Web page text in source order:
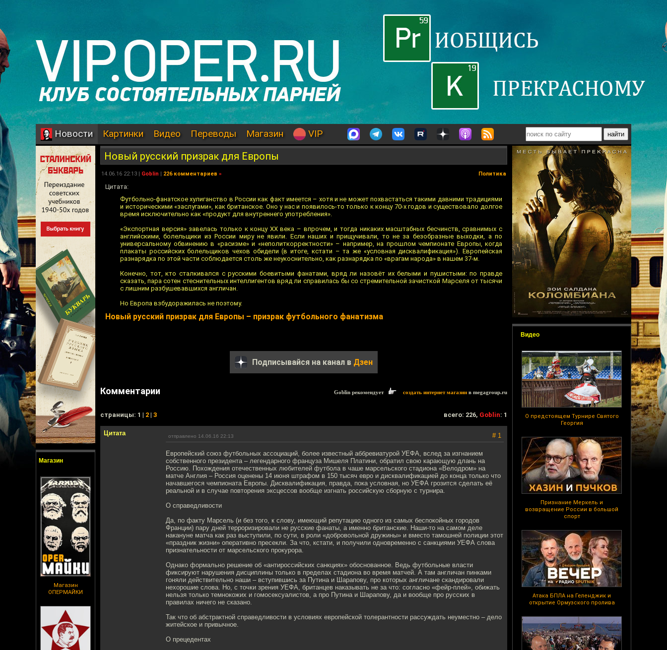
Новости Картинки Видео Переводы Магазин VIP
Магазин
Магазин
ОПЕРМАЙКИ
Видео
О предстоящем Турнире Святого
Георгия
Признание Меркель и
возвращение России в большой
спорт
Атака БПЛА на Геленджик и
открытие Ормузского пролива
Новый русский призрак для Европы
14.06.16 22:13 | Goblin | 226 комментариев » Политика
Цитата:
Футбольно-фанатское хулиганство в России как факт имеется – хотя и не может похвастаться такими давними традициями
и историческими «заслугами», как британское. Оно у нас и появилось-то только к концу 70-х годов и существовало долгое
время исключительно как «продукт для внутреннего употребления».
«Экспортная версия» завелась только к концу ХХ века – впрочем, и тогда никаких масштабных бесчинств, сравнимых с
английскими, болельщики из России миру не явили. Если наших и прищучивали, то не за безобразные выходки, а по
универсальному обвинению в «расизме» и «неполиткорректности» – например, на прошлом чемпионате Европы, когда
плакаты российских болельщиков чехов обидели (в итоге, кстати – та же «условная дисквалификация»). Европейская
разнарядка по этой части соблюдается столь же неукоснительно, как разнарядка по «врагам народа» в нашем 37-м.
Конечно, тот, кто сталкивался с русскими боевитыми фанатами, вряд ли назовёт их белыми и пушистыми: по правде
сказать, пара сотен стеснительных интеллигентов вряд ли справилась бы со стремительной зачисткой Марселя от тысячи
с лишним разбушевавшихся англичан.
Но Европа взбудоражилась не поэтому.
Новый русский призрак для Европы – призрак футбольного фанатизма
Подписывайся на канал в Дзен
Комментарии Goblin рекомендует создать интернет магазин в megagroup.ru
cтраницы: 1 | 2 | 3 всего: 226, Goblin: 1
Цитата отправлено 14.06.16 22:13 # 1
Европейский союз футбольных ассоциаций, более известный аббревиатурой УЕФА, вслед за изгнанием
собственного президента – легендарного француза Мишеля Платини, обратил свою карающую длань на
Россию. Похождения отечественных любителей футбола в чаше марсельского стадиона «Велодром» на
матче Англия – Россия оценены 14 июня штрафом в 150 тысяч евро и дисквалификацией до конца только что
начавшегося чемпионата Европы. Дисквалификация, правда, пока условная, но УЕФА грозится сделать её
реальной и в случае повторения эксцессов вообще изгнать российскую сборную с турнира.
О справедливости
Да, по факту Марсель (и без того, к слову, имеющий репутацию одного из самых беспокойных городов
Франции) пару дней терроризировали не русские фанаты, а именно британские. Наши-то на самом деле
накануне матча как раз выступили, по сути, в роли «добровольной дружины» и вместо тамошней полиции этот
«праздник жизни» оперативно пресекли. За что, кстати, и получили одновременно с санкциями УЕФА слова
признательности от марсельского прокурора.
Однако формально решение об «антироссийских санкциях» обоснованное. Ведь футбольные власти
фиксируют нарушения дисциплины только в пределах стадиона во время матчей. А там англичан пинками
гоняли действительно наши – вступившись за Путина и Шарапову, про которых англичане скандировали
нехорошие слова. Но, с точки зрения УЕФА, британцев наказывать не за что: согласно «фейр-плей», обижать
нельзя только темнокожих и гомосексуалистов, а про Путина и Шарапову, да и вообще про русских в
правилах ничего не сказано.
Так что об абстрактной справедливости в условиях европейской толерантности рассуждать неуместно – дело
житейское и привычное.
О прецедентах